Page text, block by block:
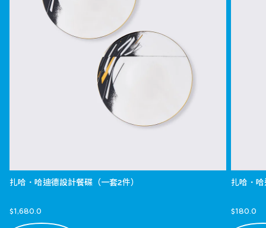
扎哈．哈迪德設計餐碟（一套2件）
$1,680.0
扎哈．
$180.0